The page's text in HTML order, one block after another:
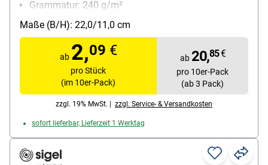
Grammatur: 240 g/m²
Inhalt pro Pack: 10 Stück
Material: Graspapier
Maße (B/H): 22,0/11,0 cm
ab 2,09 €
pro Stück
(im 10er-Pack)
ab 20,85€
pro 10er-Pack
(ab 3 Pack)
zzgl. 19% MwSt. | zzgl. Service- & Versandkosten
sofort lieferbar, Lieferzeit 1 Werktag